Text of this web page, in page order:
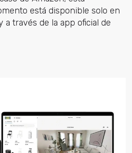
está disponible solo en
a través de la app oficial de